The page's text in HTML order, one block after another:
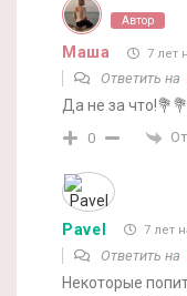
Автор
Маша 7 лет
Ответить на
Да не за
0
Pavel 7 лет
Ответить на
Некоторые